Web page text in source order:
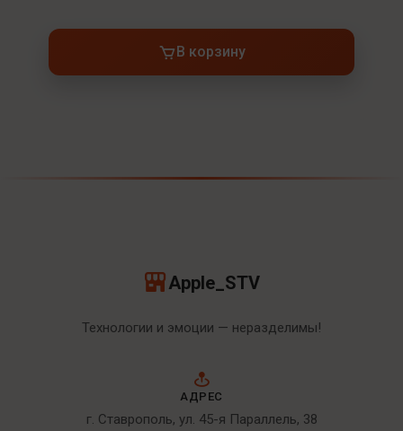
В корзину
Apple_STV
Технологии и эмоции — неразделимы!
АДРЕС
г. Ставрополь, ул. 45-я Параллель, 38